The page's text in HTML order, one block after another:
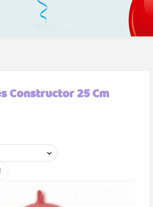
Constructor 25 Cm